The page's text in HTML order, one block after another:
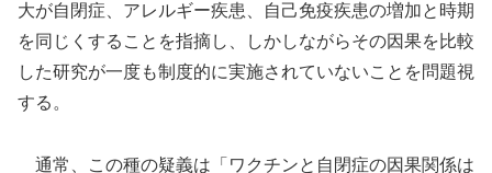
大が自閉症、アレルギー疾患、自己免疫疾患の増加と時期
を同じくすることを指摘し、しかしながらその因果を比較
した研究が一度も制度的に実施されていないことを問題視
する。
通常、この種の疑義は「ワクチンと自閉症の因果関係は